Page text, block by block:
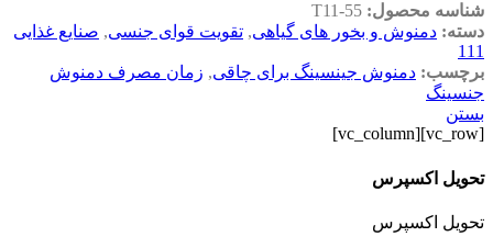
شناسه محصول: T11-55
دسته: دمنوش و بخور های گیاهی, تقویت قوای جنسی, صنایع غذایی
111
برچسب: دمنوش جینسینگ برای چاقی, زمان مصرف دمنوش
جنسینگ
بستن
[vc_row][vc_column]
تحویل اکسپرس
تحویل اکسپرس